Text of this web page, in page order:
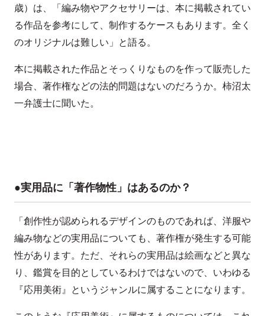
歳）は、「編み物やアクセサリーは、本に掲載されてい
る作品を参考にして、制作するケースもあります。全く
のオリジナルは難しい」と語る。
本に掲載された作品とそっくりなものを作って販売した
場合、著作権などの法的問題はないのだろうか。柿沼太
一弁護士に聞いた。
●実用品に「著作物性」はあるのか？
「創作性が認められるデザインのものであれば、洋服や
編み物などの実用品についても、著作権が発生する可能
性があります。ただ、それらの実用品は絵画などと異な
り、鑑賞を目的としているわけではないので、いわゆる
『応用美術』というジャンルに属することになります。